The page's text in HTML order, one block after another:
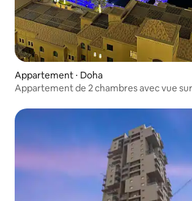
Appartement ⋅ Doha
Appartement de 2 chambres avec vue